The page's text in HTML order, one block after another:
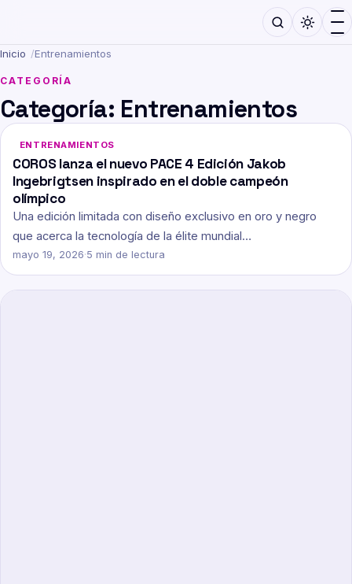
Inicio /Entrenamientos
CATEGORÍA
Categoría: Entrenamientos
ENTRENAMIENTOS
COROS lanza el nuevo PACE 4 Edición Jakob
Ingebrigtsen inspirado en el doble campeón
olímpico
Una edición limitada con diseño exclusivo en oro y negro
que acerca la tecnología de la élite mundial…
mayo 19, 2026·5 min de lectura